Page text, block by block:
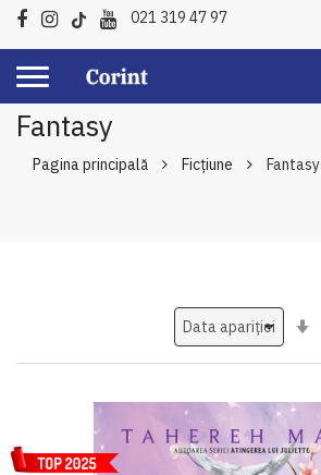
021 319 47 97
Fantasy
Pagina principală Ficțiune Fantasy